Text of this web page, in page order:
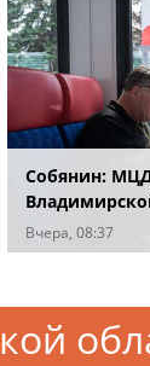
Собянин:
Вчера, 08:37